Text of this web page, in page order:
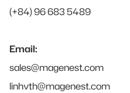
(+84) 96 683 5489
Email:
sales@magenest.com
linhvth@magenest.com